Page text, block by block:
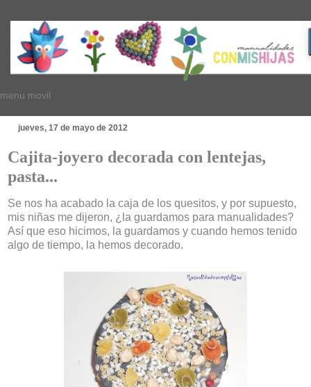
menu movil
jueves, 17 de mayo de 2012
Cajita-joyero decorada con lentejas,
pasta...
Se nos ha acabado la caja de los quesitos, y por supuesto,
mis niñas me dijeron, ¿la guardamos para manualidades?
Así que eso hicimos, la guardamos y cuando hemos tenido
algo de tiempo, la hemos decorado.